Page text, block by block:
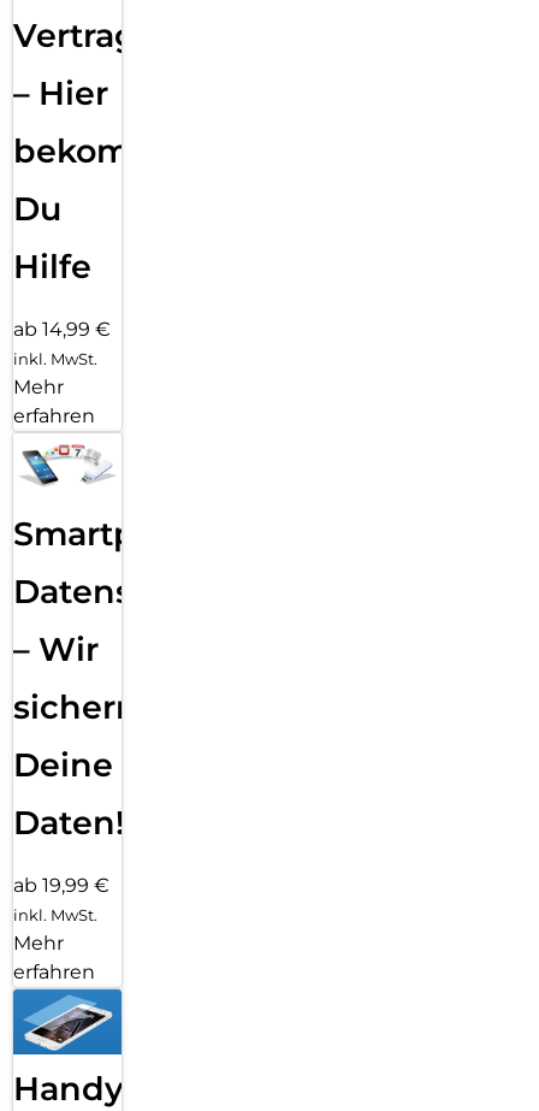
Vertragsabwicklung
– Hier
bekommst
Du
Hilfe
ab 14,99 €
inkl. MwSt.
Mehr
erfahren
Smartphone
Datensicherung
– Wir
sichern
Deine
Daten!
ab 19,99 €
inkl. MwSt.
Mehr
erfahren
Handy